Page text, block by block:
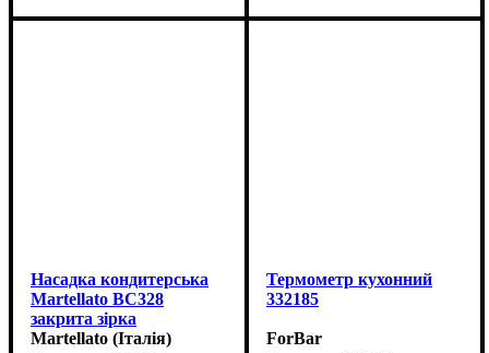
Насадка кондитерська
Martellato BC328
закрита зірка
(d10мм,h52мм)
Martellato (Італія)
Термометр кухонний
332185
ForBar